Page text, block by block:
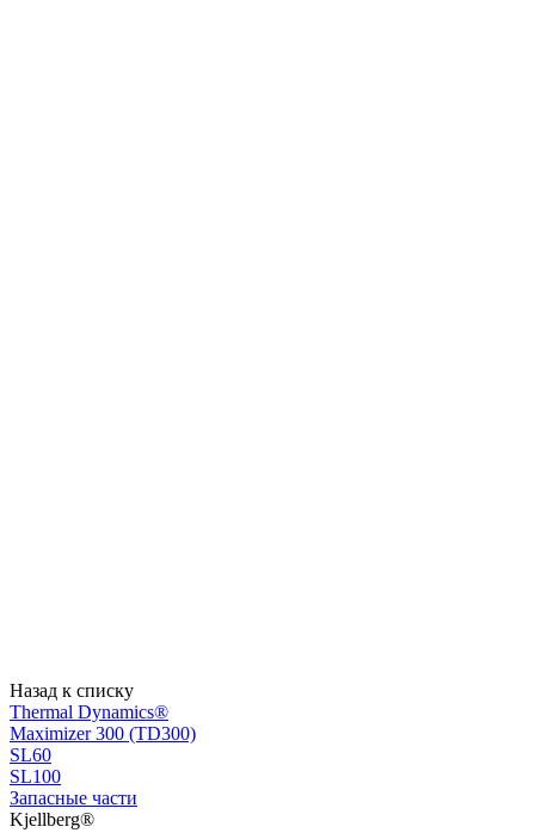
Назад к списку
Thermal Dynamics®
Maximizer 300 (TD300)
SL60
SL100
Запасные части
Kjellberg®